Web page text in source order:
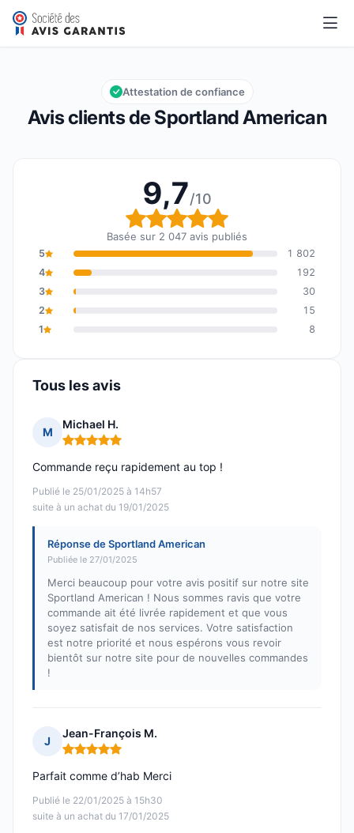
Sportland American
Note globale : 9,7 sur 10
9,7/10
Avis clients de Sportland American
Attestation de confiance
9,7/10
Note globale : 9,7 sur
Basée sur 2 047 avis publiés
5
1 802
4
192
3
30
2
15
1
8
Tous les avis
M
Michael H.
Note : 5 sur 5
Publié le 25/01/2025 à 14h57
suite à un achat du 19/01/2025
Commande reçu rapidement au top !
Réponse de Sportland American
Publiée le 27/01/2025
Merci beaucoup pour votre avis positif sur notre site
Sportland American ! Nous sommes ravis que votre
commande ait été livrée rapidement et que vous
soyez satisfait de nos services. Votre satisfaction
est notre priorité et nous espérons vous revoir
bientôt sur notre site pour de nouvelles commandes
!
J
Jean-François M.
Note : 5 sur 5
Publié le 22/01/2025 à 15h30
suite à un achat du 17/01/2025
Parfait comme d’hab Merci